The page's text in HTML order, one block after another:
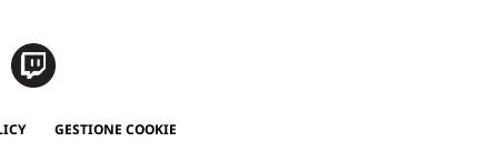
GESTIONE COOKIE